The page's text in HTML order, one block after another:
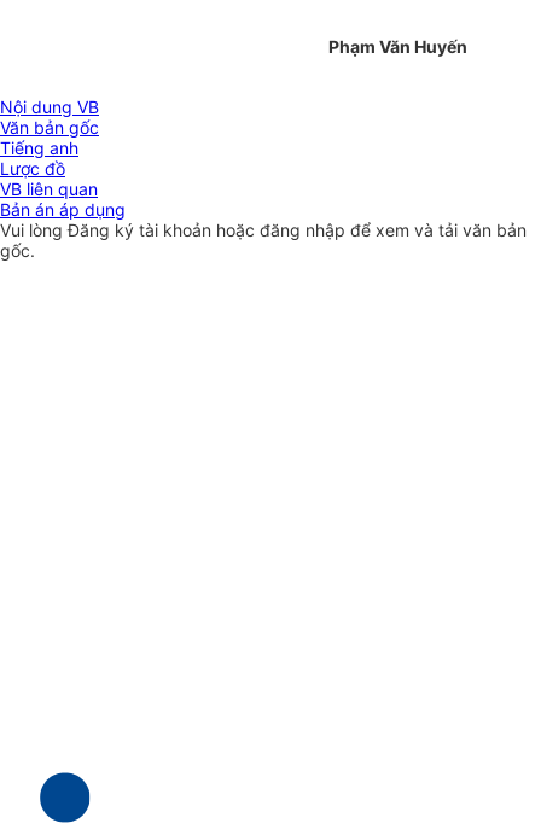
Phạm Văn Huyến
Nội dung VB
Văn bản gốc
Tiếng anh
Lược đồ
VB liên quan
Bản án áp dụng
Vui lòngĐăng ký tài khoản hoặc đăng nhập để xem và tải văn bản
gốc.